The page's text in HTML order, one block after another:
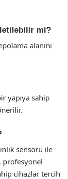
mi?
alanını
yapıya sahip
sensörü ile
profesyonel
cihazlar tercih